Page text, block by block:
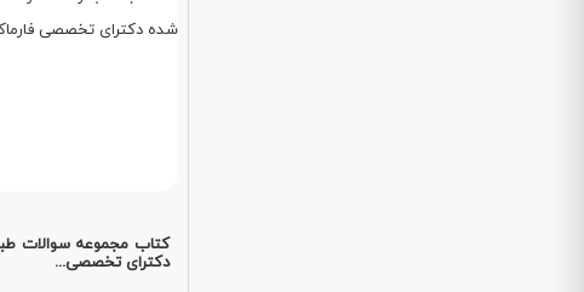
کتاب مجموعه سوالات
دکترای تخصصی...